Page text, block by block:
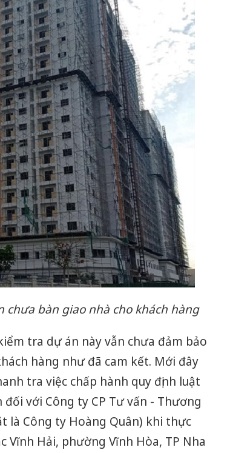
chưa bàn giao nhà cho khách hàng
tra dự án này vẫn chưa đảm bảo
hàng như đã cam kết. Mới đây
tra việc chấp hành quy định luật
với Công ty CP Tư vấn - Thương
là Công ty Hoàng Quân) khi thực
Vĩnh Hải, phường Vĩnh Hòa, TP Nha